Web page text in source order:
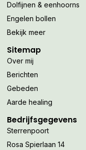
Dolfijnen & eenhoorns
Engelen bollen
Bekijk meer
Sitemap
Over mij
Berichten
Gebeden
Aarde healing
Bedrijfsgegevens
Sterrenpoort
Rosa Spierlaan 14